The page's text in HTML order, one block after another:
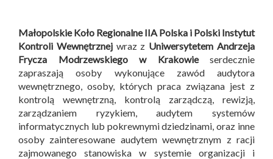
Małopolskie Koło Regionalne IIA Polska i Polski Instytut
Kontroli Wewnętrznejwraz z Uniwersytetem Andrzeja
Frycza Modrzewskiego w Krakowieserdecznie
zapraszają osoby wykonujące zawód audytora
wewnętrznego, osoby, których praca związana jest z
kontrolą wewnętrzną, kontrolą zarządczą, rewizją,
zarządzaniem ryzykiem, audytem systemów
informatycznych lub pokrewnymi dziedzinami, oraz inne
osoby zainteresowane audytem wewnętrznym z racji
zajmowanego stanowiska w systemie organizacji i